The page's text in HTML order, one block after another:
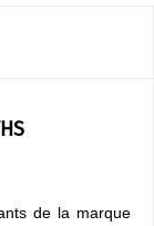
de la marque